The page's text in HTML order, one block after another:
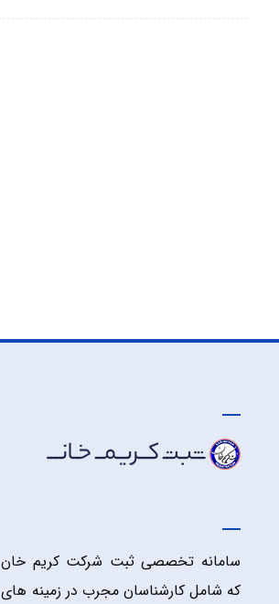
سامانه تخصصی ثبت شرکت کریم خان
که شامل کارشناسان مجرب در زمینه های